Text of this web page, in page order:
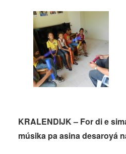
KRALENDIJK – For di e
músika pa asina desaroyá